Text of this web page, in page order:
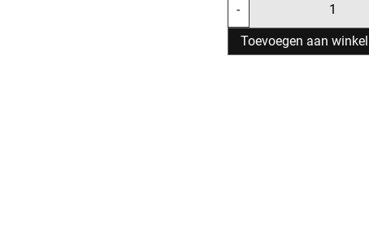
-
Toevoegen aan